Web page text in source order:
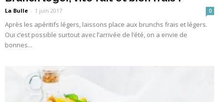
La Bulle - 1 juin 2017 0
Après les apéritifs légers, laissons place aux brunchs frais et légers.
Oui c’est possible surtout avec l’arrivée de l’été, on a envie de
bonnes...